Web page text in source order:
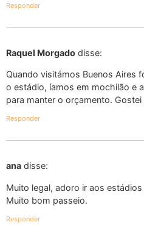
Responder
Raquel Morgado disse:
Quando visitámos Buenos Aires
o estádio, íamos em mochilão e
para manter o orçamento. Gostei
Responder
ana disse:
Muito legal, adoro ir aos
Muito bom passeio.
Responder